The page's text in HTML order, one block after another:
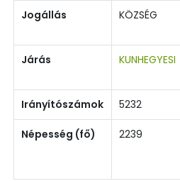
Jogállás KÖZSÉG
Járás KUNHEGYESI
Irányítószámok 5232
Népesség (fő) 2239